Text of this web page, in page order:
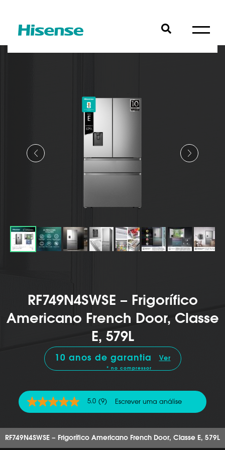
RF749N4SWSE – Frigorífico
Americano French Door, Classe
E, 579L
10 anos de garantia
* no compressor
Ver
5.0
de
estrelas,
valor
5.0 (9) Escrever uma análise
RF749N4SWSE – Frigorífico Americano French Door, Classe E, 579L